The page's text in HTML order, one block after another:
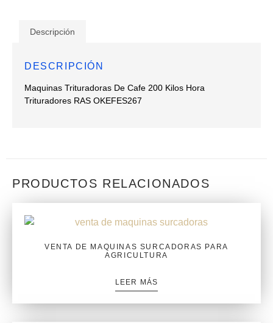
Descripción
DESCRIPCIÓN
Maquinas Trituradoras De Cafe 200 Kilos Hora
Trituradores RAS OKEFES267
PRODUCTOS RELACIONADOS
VENTA DE MAQUINAS SURCADORAS PARA
AGRICULTURA
LEER MÁS